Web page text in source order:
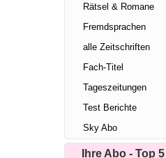
Rätsel & Romane
Fremdsprachen
alle Zeitschriften
Fach-Titel
Tageszeitungen
Test Berichte
Sky Abo
Ihre Abo - Top 5